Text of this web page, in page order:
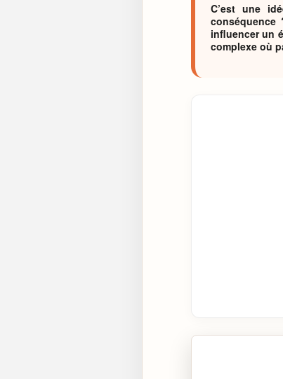
C’est une
conséquence
influencer un
complexe où